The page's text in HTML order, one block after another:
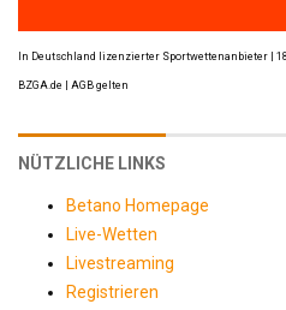
In Deutschland lizenzierter Sportwettenanbieter |
BZGA.de | AGB gelten
NÜTZLICHE LINKS
Betano Homepage
Live-Wetten
Livestreaming
Registrieren